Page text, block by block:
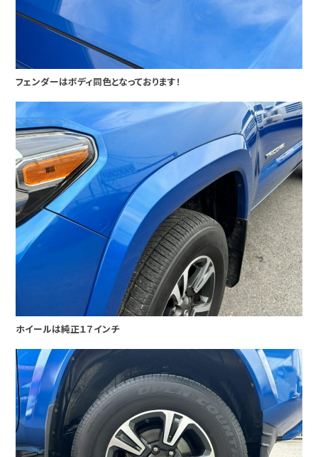
フェンダーはボディ同色となっております！
ホイールは純正１７インチ